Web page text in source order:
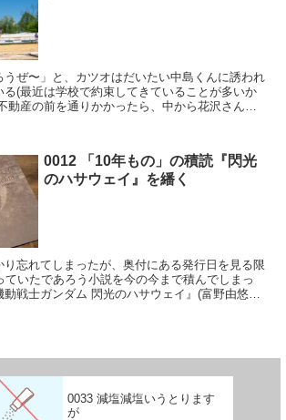
うぜ〜」と、カツオはだいたい中島くんに誘われ
る(最近は学校で約束してきていることが多いか
動産の前を通りかかったら、中から花沢さんが
0012 「10年もの」の積読『閃光
のハサウェイ』を繙く
り忘れてしまったが、奥付にある発行日を見る限
ていたであろう小説を今の今まで積んでしまっ
戦士ガンダム 閃光のハサウェイ』(富野由悠季
0033 減塩減塩いうとります
が